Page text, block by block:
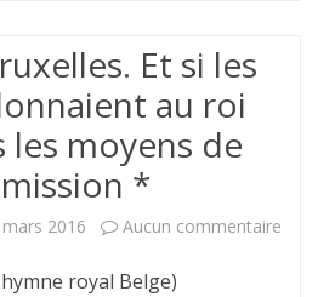
Et si les
au roi
les moyens de
*
2016 Aucun commentaire
royal Belge)